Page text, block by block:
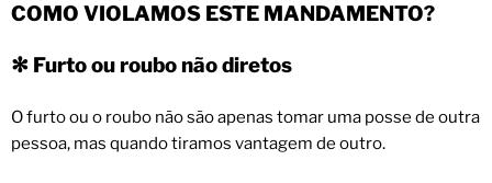
COMO VIOLAMOS ESTE MANDAMENTO?
✻ Furto ou roubo não diretos
O furto ou o roubo não são apenas tomar uma posse de outra
pessoa, mas quando tiramos vantagem de outro.